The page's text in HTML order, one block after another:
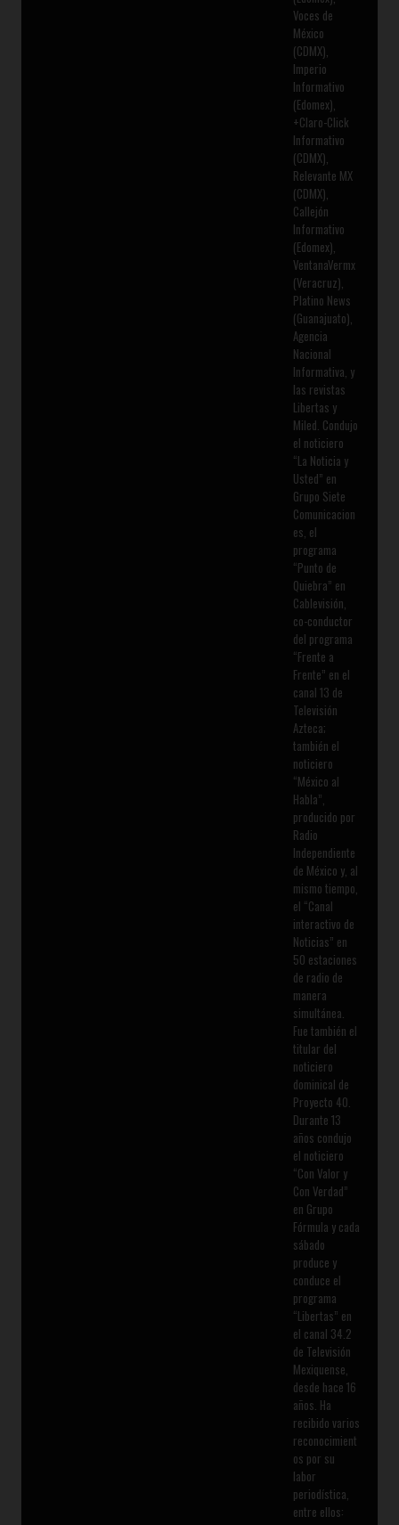
Voces de
México
(CDMX),
Imperio
Informativo
(Edomex),
+Claro-Click
Informativo
(CDMX),
Relevante MX
(CDMX),
Callejón
Informativo
(Edomex),
VentanaVermx
(Veracruz),
Platino News
(Guanajuato),
Agencia
Nacional
Informativa, y
las revistas
Libertas y
Miled. Condujo
el noticiero
“La Noticia y
Usted” en
Grupo Siete
Comunicacion
es, el
programa
“Punto de
Quiebra” en
Cablevisión,
co-conductor
del programa
“Frente a
Frente” en el
canal 13 de
Televisión
Azteca;
también el
noticiero
“México al
Habla”,
producido por
Radio
Independiente
de México y, al
mismo tiempo,
el “Canal
interactivo de
Noticias” en
50 estaciones
de radio de
manera
simultánea.
Fue también el
titular del
noticiero
dominical de
Proyecto 40.
Durante 13
años condujo
el noticiero
“Con Valor y
Con Verdad”
en Grupo
Fórmula y cada
sábado
produce y
conduce el
programa
“Libertas” en
el canal 34.2
de Televisión
Mexiquense,
desde hace 16
años. Ha
recibido varios
reconocimient
os por su
labor
periodística,
entre ellos: